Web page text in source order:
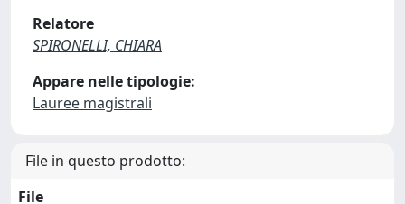
Relatore
SPIRONELLI, CHIARA
Appare nelle tipologie:
Lauree magistrali
File in questo prodotto:
File